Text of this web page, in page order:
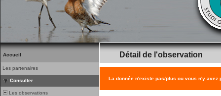
Accueil
Les partenaires
Consulter
Les observations
Détail de l'observation
La donnée n'existe pas/plus ou vous n'y avez